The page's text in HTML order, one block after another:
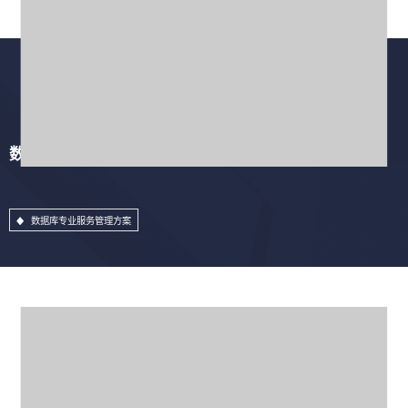
数据库专业服务管理方案
数据库专业服务管理方案